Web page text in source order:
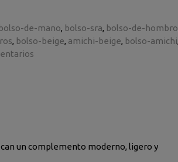
bolso-de-mano bolso-sra bolso-de-hombro
bolso-beige amichi-beige bolso-amichi
un complemento moderno, ligero y